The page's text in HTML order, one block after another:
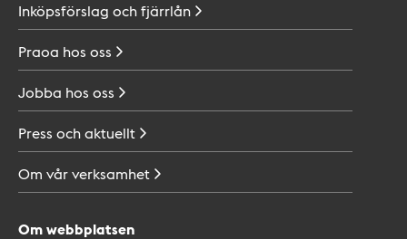
Inköpsförslag ochfjärrlån
Praoa hos oss
Jobba hos oss
Press ochaktuellt
Om vårverksamhet
Om webbplatsen